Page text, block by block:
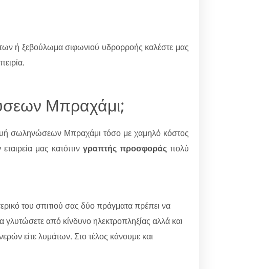
ή ξεβούλωμα σιφωνιού υδρορροής καλέστε μας
Μπραχάμι;
σωληνώσεων Μπραχάμι τόσο με χαμηλό κόστος
μας κατόπιν γραπτής προσφοράςπολύ
του σπιτιού σας δύο πράγματα πρέπει να
από κίνδυνο ηλεκτροπληξίας αλλά και
είτε λυμάτων. Στο τέλος κάνουμε και